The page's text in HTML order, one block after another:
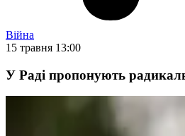
Війна
15 травня 13:00
У Раді пропонують